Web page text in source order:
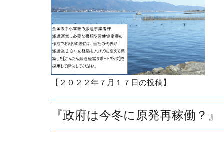
【２０２２年７月１７日の投稿】
『政府は今冬に原発再稼働？』